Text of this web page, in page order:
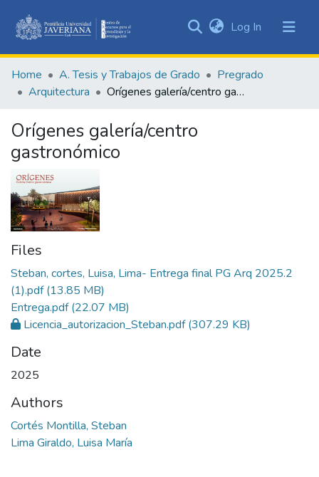
&
Collections
Statistics
Log In (current)
Home A. Tesis y Trabajos de Grado
Pregrado
Arquitectura
Orígenes galería/centro gastronómico
Orígenes galería/centro
gastronómico
Files
Steban, cortes, Luisa, Lima- Entrega final PG Arq 2025.2
(1).pdf(13.85 MB)
Entrega.pdf(22.07 MB)
Licencia_autorizacion_Steban.pdf(307.29 KB)
Date
2025
Authors
Cortés Montilla, Steban
Lima Giraldo, Luisa María